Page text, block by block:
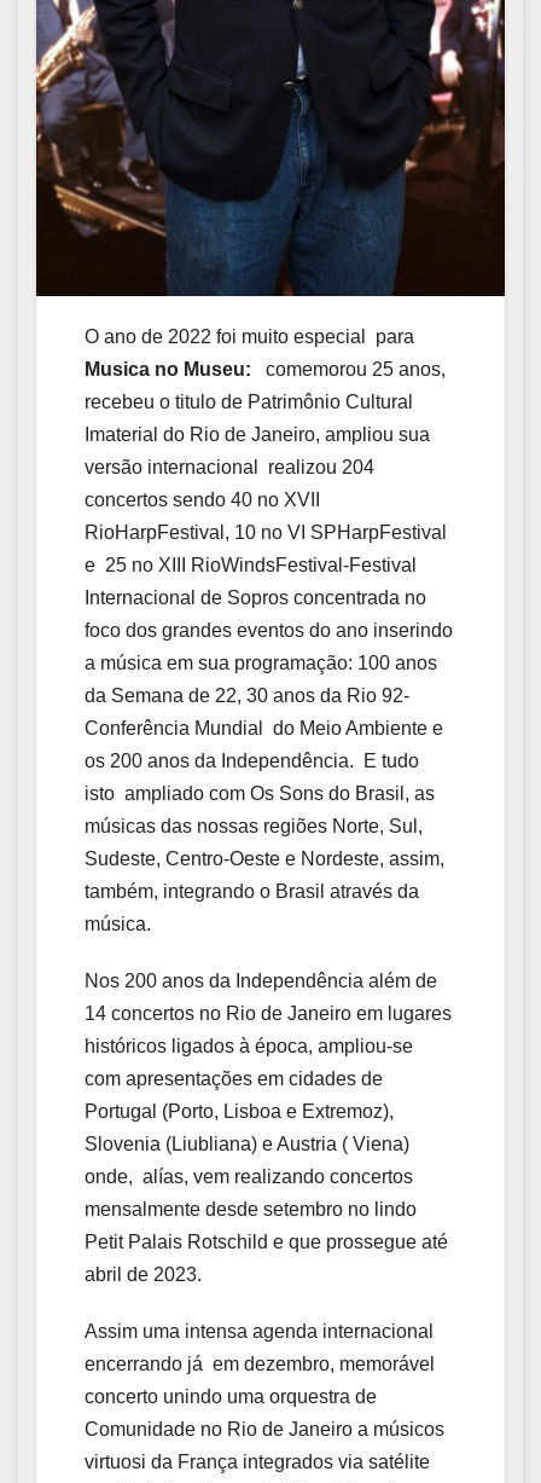
O ano de 2022 foi muito especial para
Musica no Museu:
comemorou 25 anos,
recebeu o titulo de Patrimônio Cultural
Imaterial do Rio de Janeiro, ampliou sua
versão internacional realizou 204
concertos sendo 40 no XVII
RioHarpFestival, 10 no VI SPHarpFestival
e 25 no XIII RioWindsFestival-Festival
Internacional de Sopros concentrada no
foco dos grandes eventos do ano inserindo
a música em sua programação: 100 anos
da Semana de 22, 30 anos da Rio 92-
Conferência Mundial do Meio Ambiente e
os 200 anos da Independência. E tudo
isto ampliado com Os Sons do Brasil, as
músicas das nossas regiões Norte, Sul,
Sudeste, Centro-Oeste e Nordeste, assim,
também, integrando o Brasil através da
música.
Nos 200 anos da Independência além de
14 concertos no Rio de Janeiro em lugares
históricos ligados à época, ampliou-se
com apresentações em cidades de
Portugal (Porto, Lisboa e Extremoz),
Slovenia (Liubliana) e Austria ( Viena)
onde, alías, vem realizando concertos
mensalmente desde setembro no lindo
Petit Palais Rotschild e que prossegue até
abril de 2023.
Assim uma intensa agenda internacional
encerrando já em dezembro, memorável
concerto unindo uma orquestra de
Comunidade no Rio de Janeiro a músicos
virtuosi da França integrados via satélite